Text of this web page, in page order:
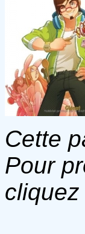
Cette
Pour
cliquez